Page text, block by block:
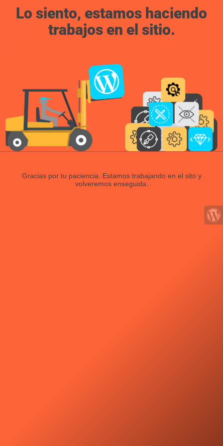
Lo siento, estamos haciendo
trabajos en el sitio.
Gracias por tu paciencia. Estamos trabajando en el sito y
volveremos enseguida.